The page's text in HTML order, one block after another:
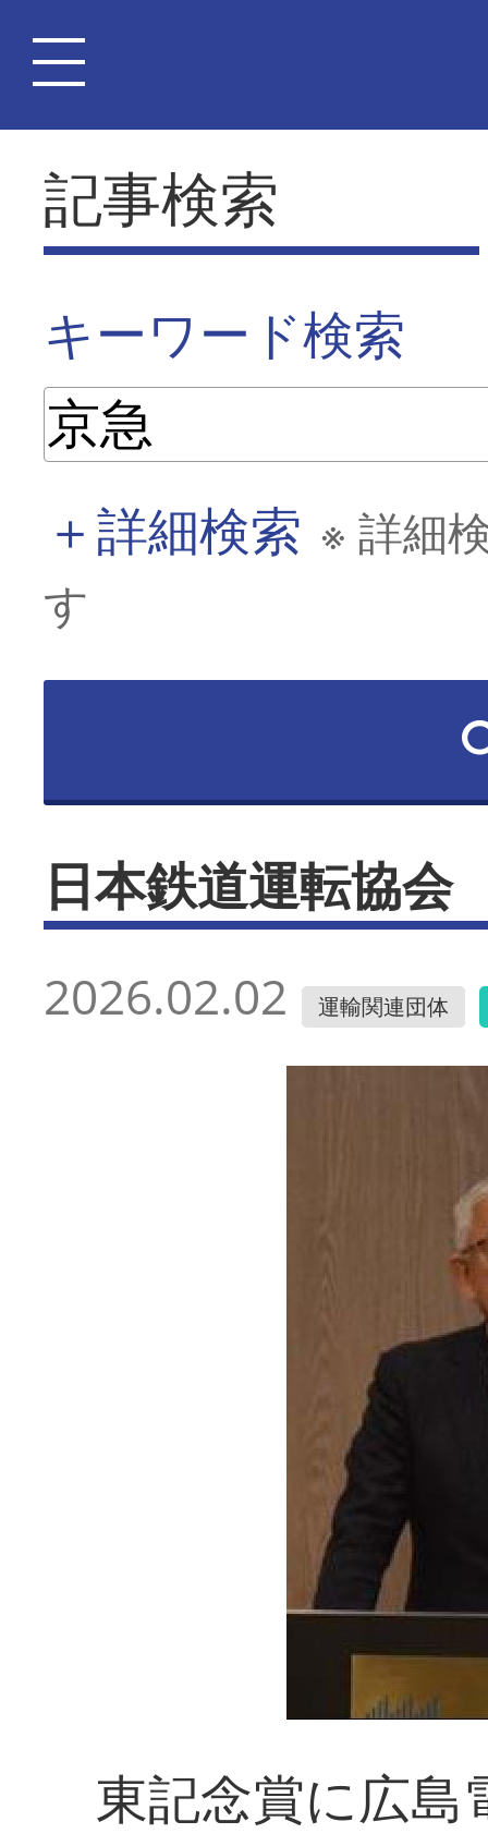
記事検索
キーワード検索
＋詳細検索 ※ 詳細
す
日本鉄道運転協
2026.02.02 運輸関連団体
東記念賞に広島